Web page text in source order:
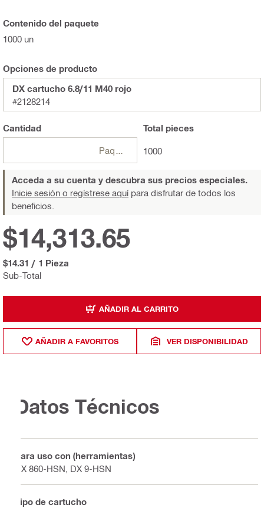
Contenido del paquete
1000 un
Opciones de producto
DX cartucho 6.8/11 M40 rojo
#2128214
Cantidad Total pieces
1000
Acceda a su cuenta y descubra sus precios especiales.
Inicie sesión o regístrese aquípara disfrutar de todos los
beneficios.
Sub-Total
$14,313.65
$14.31 / 1 Pieza
AÑADIR AL CARRITO
AÑADIR A FAVORITOS VER DISPONIBILIDAD
Datos Técnicos
Para uso con (herramientas)
DX 860-HSN, DX 9-HSN
Tipo de cartucho